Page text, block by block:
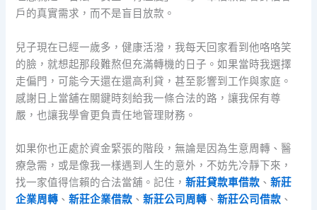
戶的真實需求，而不是盲目放款。
兒子現在已經一歲多，健康活潑，我每天回家看到他咯咯笑
的臉，就想起那段難熬但充滿轉機的日子。如果當時我選擇
走偏門，可能今天還在還高利貸，甚至影響到工作與家庭。
感謝日上當舖在關鍵時刻給我一條合法的路，讓我保有尊
嚴，也讓我學會更負責任地管理財務。
如果你也正處於資金緊張的階段，無論是因為生意周轉、醫
療急需，或是像我一樣遇到人生的意外，不妨先冷靜下來，
找一家值得信賴的合法當舖。記住，新莊貸款車借款 、新莊
企業周轉 、新莊企業借款 、新莊公司周轉 、新莊公司借款 、